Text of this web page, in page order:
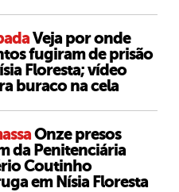
Veja por onde
fugiram de prisão
Floresta; vídeo
buraco na cela
Onze presos
da Penitenciária
Coutinho
em Nísia Floresta